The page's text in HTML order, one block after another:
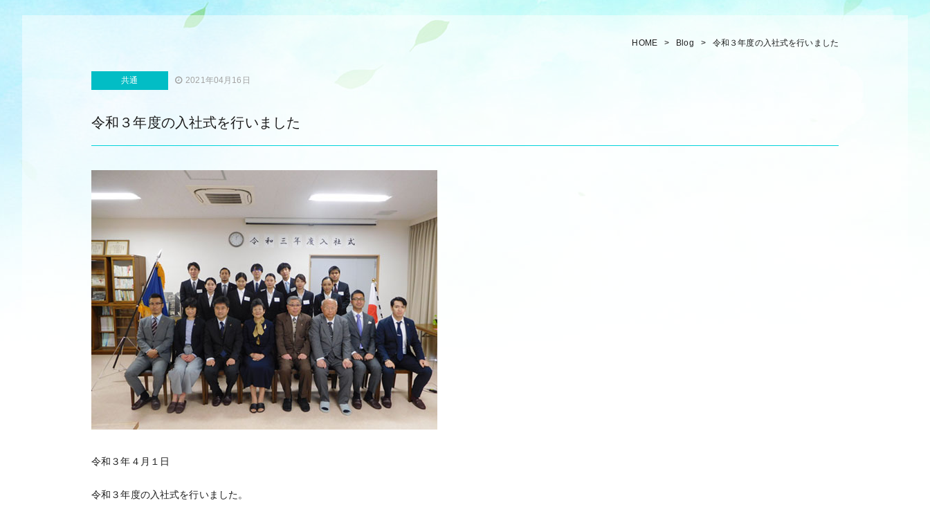
HOME Blog 令和３年度の入社式を行いました
共通 2021年04月16日
令和３年度の入社式を行いました
令和３年４月１日
令和３年度の入社式を行いました。